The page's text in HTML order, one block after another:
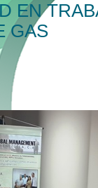
EN
GAS